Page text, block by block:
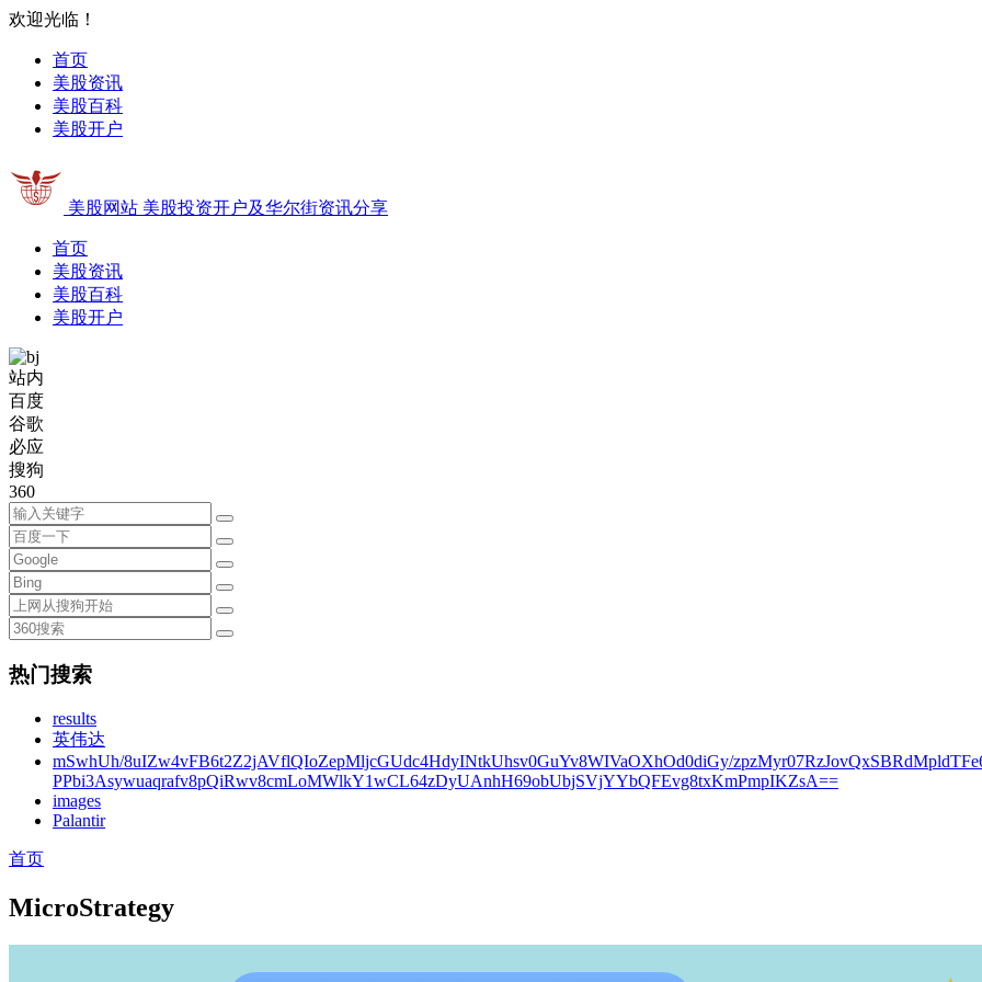
欢迎光临！
首页
美股资讯
美股百科
美股开户
美股网站 美股投资开户及华尔街资讯分享
首页
美股资讯
美股百科
美股开户
站内
百度
谷歌
必应
搜狗
360
热门搜索
results
英伟达
mSwhUh/8uIZw4vFB6t2Z2jAVflQIoZepMljcGUdc4HdyINtkUhsv0GuYv8WIVaOXhOd0diGy/
PPbi3Asywuaqrafv8pQiRwv8cmLoMWlkY1wCL64zDyUAnhH69obUbjSVjYYbQFEvg8txKmPmpIKZsA==
images
Palantir
首页
MicroStrategy